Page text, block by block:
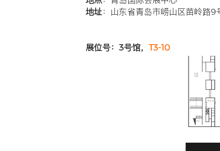
公司新闻
明德